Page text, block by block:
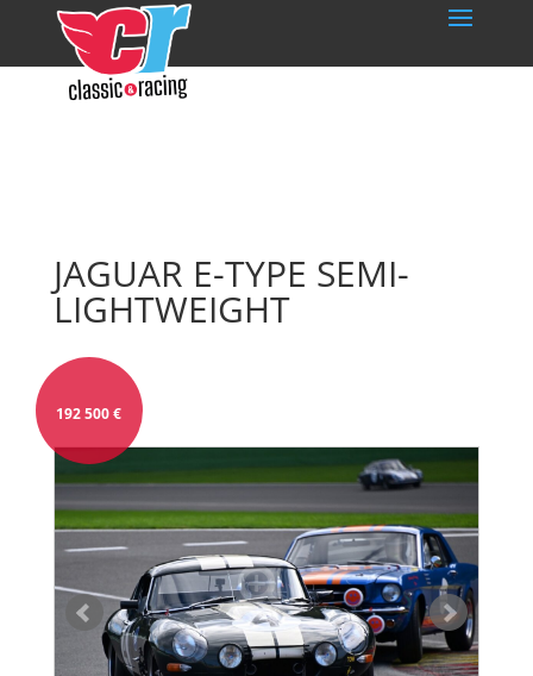
JAGUAR E-TYPE SEMI-
LIGHTWEIGHT
192 500€